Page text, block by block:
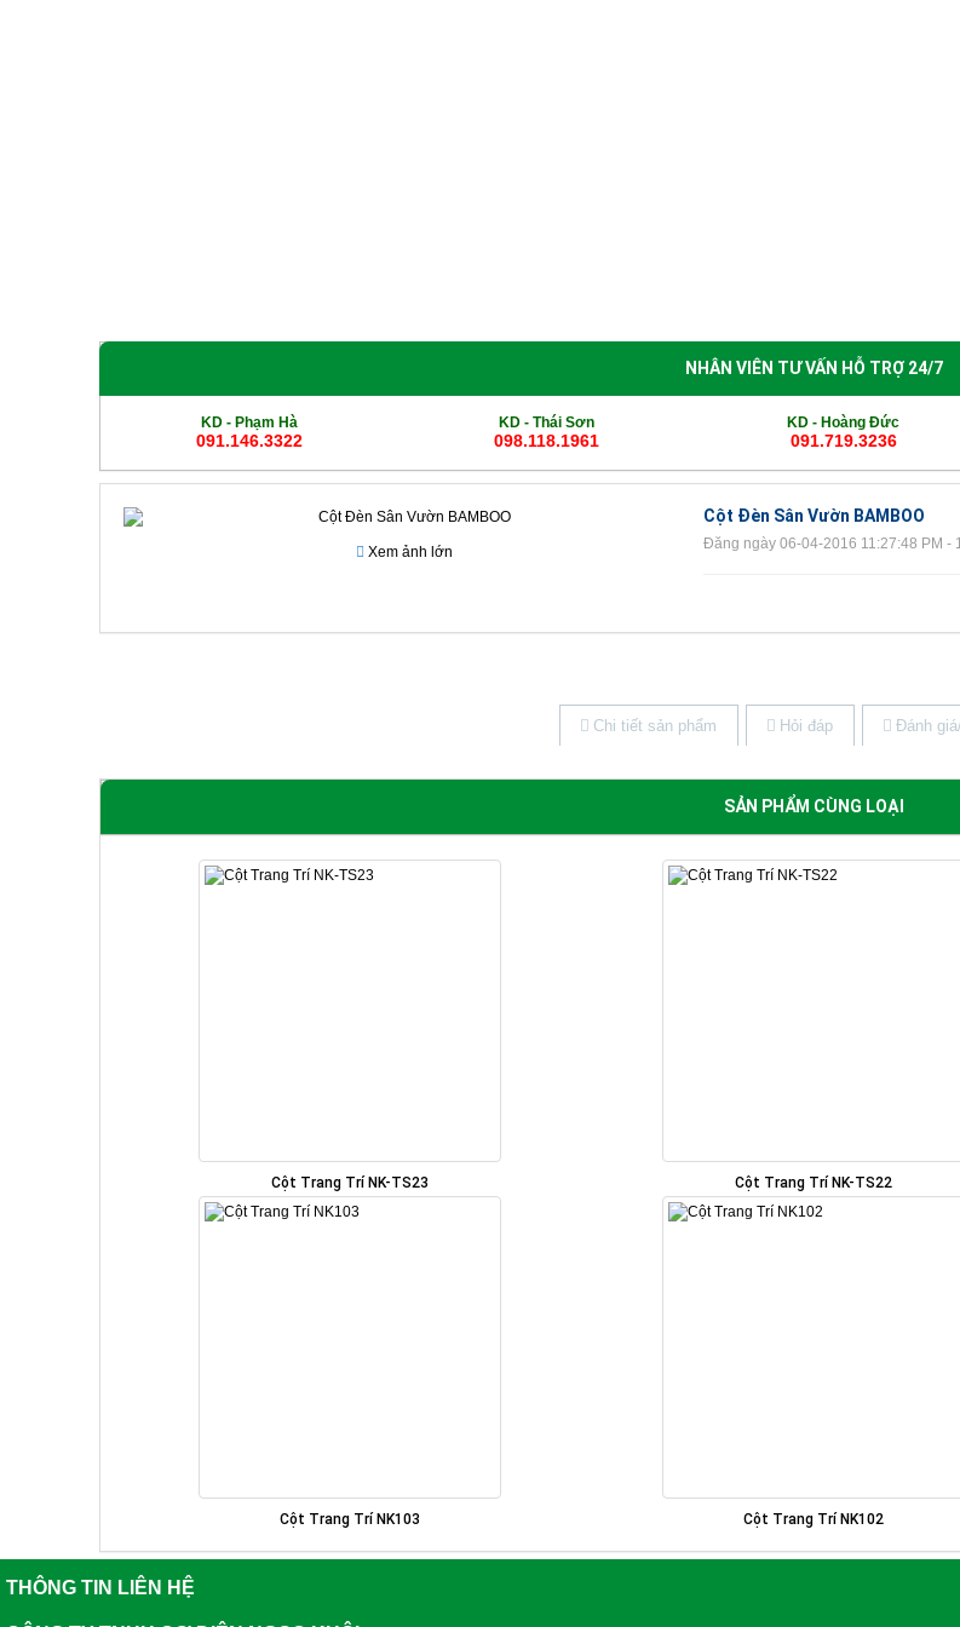
NHÂN VIÊN TƯ VẤN HỖ TRỢ 24/7
KD - Phạm Hà
091.146.3322
KD - Thái Sơn
098.118.1961
KD - Hoàng Đức
091.719.3236
Xem ảnh lớn
Cột Đèn Sân Vườn BAMBOO
Đăng ngày 06-04-2016 11:27:48 PM -
Chi tiết sản phẩm Hỏi đáp Đánh
SẢN PHẨM CÙNG LOẠI
Cột Trang Trí NK-TS23 Cột Trang Trí NK-TS22
Cột Trang Trí NK103 Cột Trang Trí NK102
THÔNG TIN LIÊN HỆ